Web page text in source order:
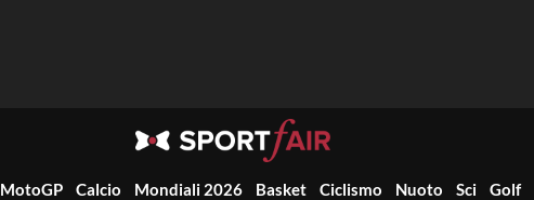
MotoGP Calcio Mondiali 2026 Basket Ciclismo Nuoto Sci Golf